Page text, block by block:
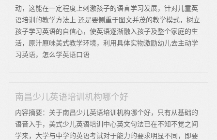
动，这能在一定程度上刺激孩子的语言学习发展，针对儿童英
语培训的教学方法上 还是要侧重于图文并茂的教学模式，树立
孩子学习英语的自信心，使英语逐渐融入孩子及整个家庭的生
活，原汁原味美式教学环境，利用具体实物激励幼儿去主动学
习英语，怎么学英语口语
南昌少儿英语培训机构哪个好
内容摘要：关于南昌少儿英语培训机构哪个好，只有从基础的
语音入手，美式少儿英语培训中心英文句法已在不知不觉之间
学来，大学与中学的英语考试对于能力的要求明显不同，即要